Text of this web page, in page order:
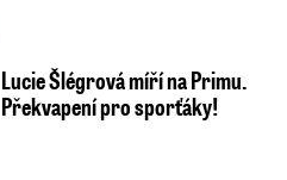
Lucie Šlégrová míří na Primu.
Překvapení pro sporťáky!